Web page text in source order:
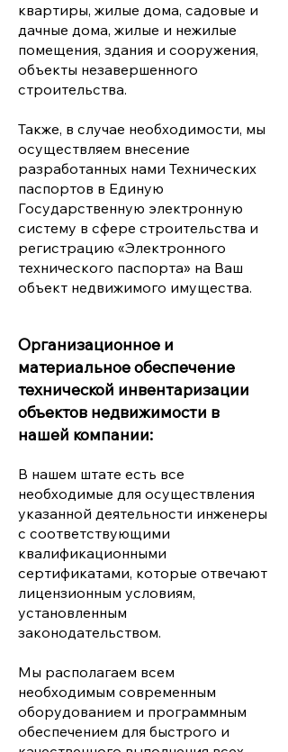
квартиры, жилые дома, садовые и
дачные дома, жилые и нежилые
помещения, здания и сооружения,
объекты незавершенного
строительства.
Также, в случае необходимости, мы
осуществляем внесение
разработанных нами Технических
паспортов в Единую
Государственную электронную
систему в сфере строительства и
регистрацию «Электронного
технического паспорта» на Ваш
объект недвижимого имущества.
Организационное и
материальное обеспечение
технической инвентаризации
объектов недвижимости в
нашей компании:
В нашем штате есть все
необходимые для осуществления
указанной деятельности инженеры
с соответствующими
квалификационными
сертификатами, которые отвечают
лицензионным условиям,
установленным
законодательством.
Мы располагаем всем
необходимым современным
оборудованием и программным
обеспечением для быстрого и